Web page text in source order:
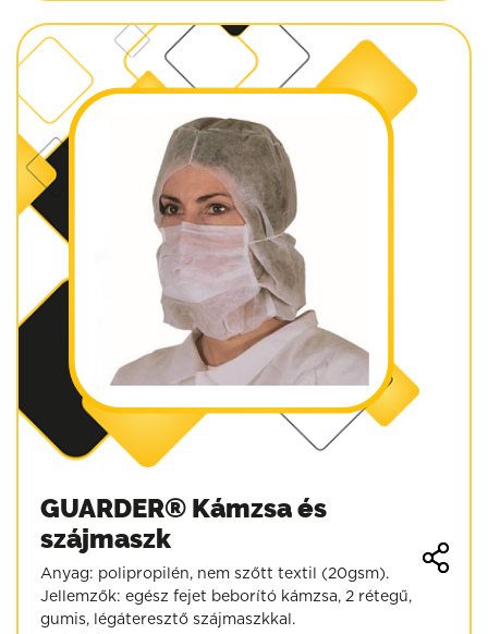
GUARDER® Kámzsa és
szájmaszk
Anyag: polipropilén, nem szőtt textil (20gsm).
Jellemzők: egész fejet beborító kámzsa, 2 rétegű,
gumis, légáteresztő szájmaszkkal.